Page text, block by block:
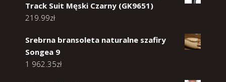
Track Suit Męski Czarny (GK9651)
219.99zł
Srebrna bransoleta naturalne szafiry
Songea 9
1 962.35zł